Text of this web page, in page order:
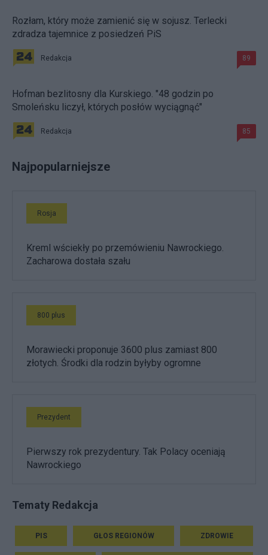
Rozłam, który może zamienić się w sojusz. Terlecki
zdradza tajemnice z posiedzeń PiS
Redakcja 89
Hofman bezlitosny dla Kurskiego. "48 godzin po
Smoleńsku liczył, których posłów wyciągnąć"
Redakcja 85
Najpopularniejsze
Rosja
Kreml wściekły po przemówieniu Nawrockiego.
Zacharowa dostała szału
800 plus
Morawiecki proponuje 3600 plus zamiast 800
złotych. Środki dla rodzin byłyby ogromne
Prezydent
Pierwszy rok prezydentury. Tak Polacy oceniają
Nawrockiego
Tematy Redakcja
PIS GŁOS REGIONÓW ZDROWIE